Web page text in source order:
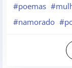
#poemas
#namorado